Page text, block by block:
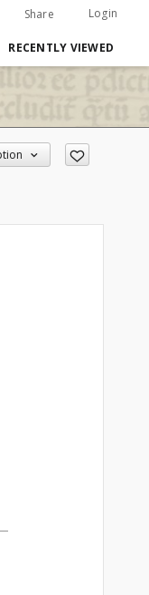
Share Login
RECENTLY VIEWED